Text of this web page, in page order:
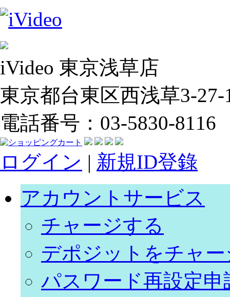
iVideo 東京浅草店
東京都台東区西浅草3-27-
電話番号：03-5830-8116
ログイン | 新規ID登錄
アカウントサービス
チャージする
デポジットをチャ
パスワード再設定申